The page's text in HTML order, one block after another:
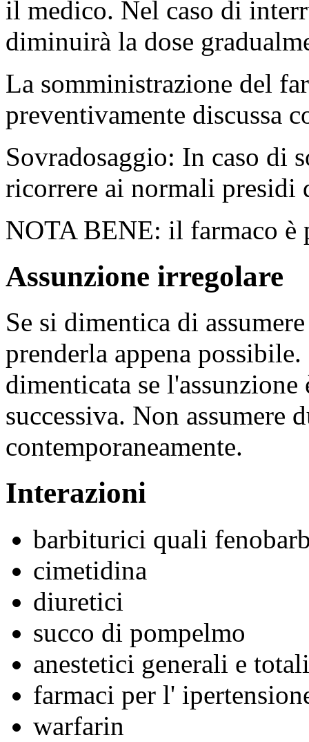
il medico. Nel caso di
diminuirà la dose
La somministrazione del
preventivamente discussa
Sovradosaggio: In caso di
ricorrere ai normali presidi
NOTA BENE: il farmaco è
Assunzione irregolare
Se si dimentica di
prenderla appena
dimenticata se
successiva. Non assumere
contemporaneamente.
Interazioni
barbiturici quali
cimetidina
diuretici
succo di pompelmo
anestetici generali e totali
farmaci per l'
warfarin